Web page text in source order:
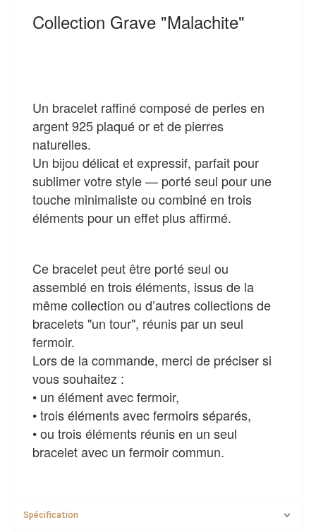
Collection Grave "Malachite"
Un bracelet raffiné composé de perles en
argent 925 plaqué or et de pierres
naturelles.
Un bijou délicat et expressif, parfait pour
sublimer votre style — porté seul pour une
touche minimaliste ou combiné en trois
éléments pour un effet plus affirmé.
Ce bracelet peut être porté seul ou
assemblé en trois éléments, issus de la
même collection ou d’autres collections de
bracelets "un tour", réunis par un seul
fermoir.
Lors de la commande, merci de préciser si
vous souhaitez :
• un élément avec fermoir,
• trois éléments avec fermoirs séparés,
• ou trois éléments réunis en un seul
bracelet avec un fermoir commun.
Spécification